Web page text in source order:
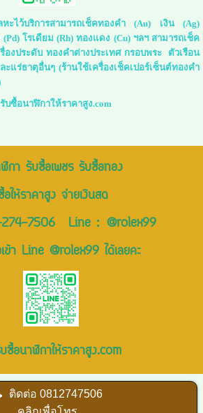
ลหะไว้บริการสามารถเช็คทองคำ (Au) เงิน (Ag)
โรเดียม (Rh) ทองแดง (Cu) ฯลฯ สามารถเช็ค
องประดับ ทองคำต่างประเทศ กรอบพระ ตัวเรือน
แร่ธาตุอื่นๆ (ร้านใช้เครื่องเช็คเปอร์เซ็นต์ทองคำ
รับซื้อนาฬิกาให้ราคาสูง.com
กา รับซื้อเพชร รับซื้อทอง
ให้ราคาสูง จ่ายเงินสด
7506Line : @rolex99
ข้า Line @rolex99 ได้เลยคะ
ซื้อนาฬิกาให้ราคาสูง.com
ติดต่อ0812747506